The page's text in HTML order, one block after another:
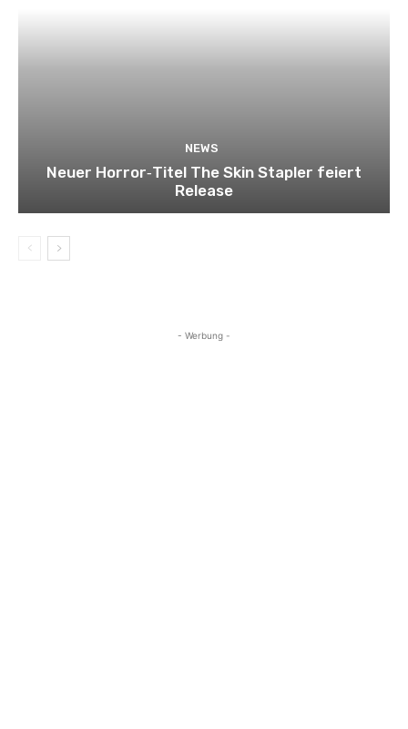
NEWS
Neuer Horror‑Titel The Skin Stapler feiert
Release
- Werbung -